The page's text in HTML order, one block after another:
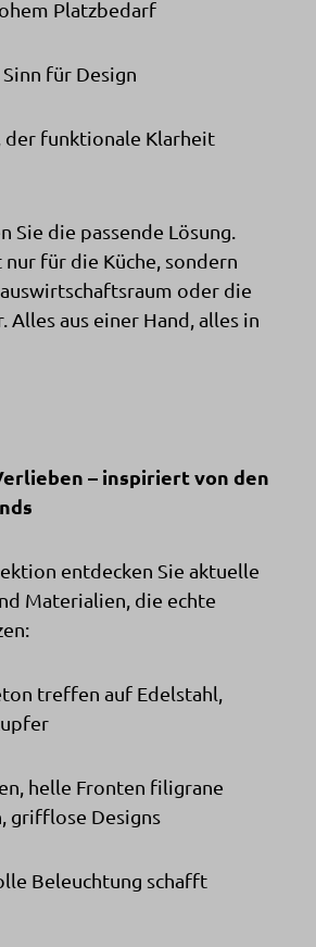
Platzbedarf
für Design
der funktionale Klarheit
Sie die passende Lösung.
nur für die Küche, sondern
oder die
Alles aus einer Hand, alles in
– inspiriert von den
entdecken Sie aktuelle
Materialien, die echte
treffen auf Edelstahl,
helle Fronten filigrane
grifflose Designs
Beleuchtung schafft